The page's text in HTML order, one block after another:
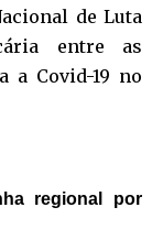
de Luta
entre as
a Covid-19 no
regional por